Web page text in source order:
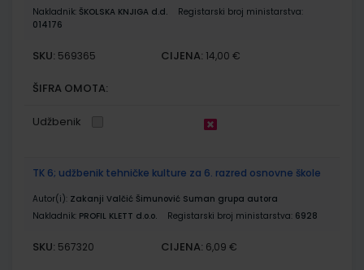
Nakladnik: ŠKOLSKA KNJIGA d.d.
Registarski broj ministarstva:
014176
SKU: 569365 CIJENA: 14,00 €
ŠIFRA OMOTA:
Udžbenik
TK 6; udžbenik tehničke kulture za 6. razred osnovne škole
Autor(i): Zakanji Valčić Šimunović Suman grupa autora
Nakladnik: PROFIL KLETT d.o.o. Registarski broj ministarstva: 6928
SKU: 567320 CIJENA: 6,09 €